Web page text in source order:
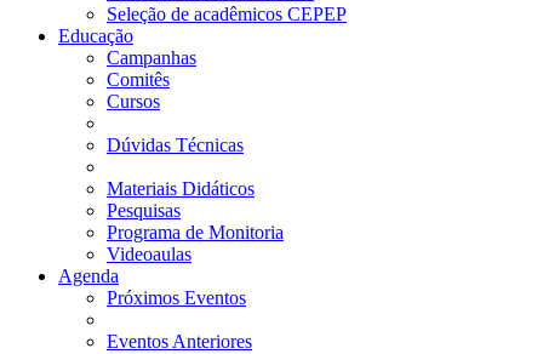
Seleção de acadêmicos CEPEP
Educação
Campanhas
Comitês
Cursos
Dúvidas Técnicas
Materiais Didáticos
Pesquisas
Programa de Monitoria
Videoaulas
Agenda
Próximos Eventos
Eventos Anteriores